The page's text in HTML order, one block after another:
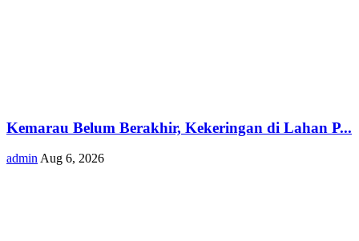
Kemarau Belum Berakhir, Kekeringan di Lahan P...
admin Aug 6, 2026